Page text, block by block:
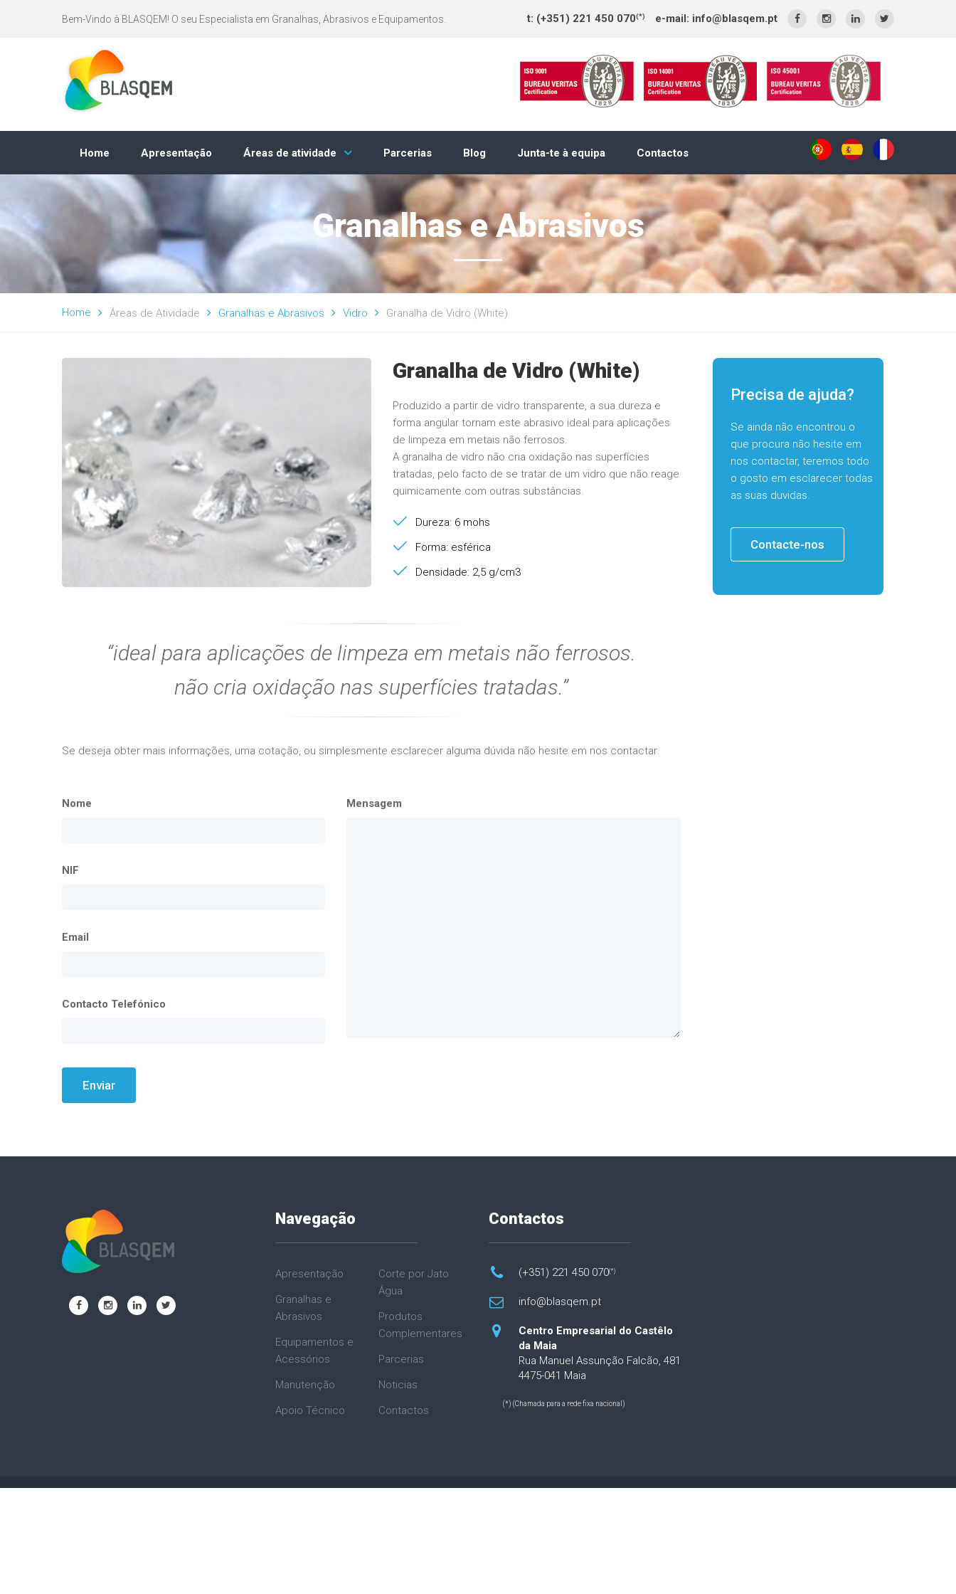
Bem-Vindo à BLASQEM! O seu Especialista em Granalhas, Abrasivos e Equipamentos. t: (+351) 221 450 070(*) e-mail: info@blasqem.pt
Home Apresentação Áreas de atividade Parcerias Blog Junta-te à equipa Contactos
Granalhas e Abrasivos
Home Áreas de Atividade Granalhas e Abrasivos Vidro Granalha de Vidro (White)
Granalha de Vidro (White)
Produzido a partir de vidro transparente, a sua dureza e
forma angular tornam este abrasivo ideal para aplicações
de limpeza em metais não ferrosos.
A granalha de vidro não cria oxidação nas superfícies
tratadas, pelo facto de se tratar de um vidro que não reage
quimicamente com outras substâncias.
Dureza: 6 mohs
Forma: esférica
Densidade: 2,5 g/cm3
ideal para aplicações de limpeza em metais não ferrosos.
não cria oxidação nas superfícies tratadas.
Precisa de ajuda?
Se ainda não encontrou o
que procura não hesite em
nos contactar, teremos todo
o gosto em esclarecer todas
as suas duvidas.
Contacte-nos
Se deseja obter mais informações, uma cotação, ou simplesmente esclarecer alguma dúvida não hesite em nos contactar.
Nome
NIF
Email
Contacto Telefónico
Mensagem
Enviar
Navegação
Apresentação
Granalhas e
Abrasivos
Equipamentos e
Acessórios
Manutenção
Apoio Técnico
Corte por Jato
Água
Produtos
Complementares
Parcerias
Noticias
Contactos
Contactos
(+351) 221 450 070(*)
info@blasqem.pt
Centro Empresarial do Castêlo
da Maia
Rua Manuel Assunção Falcão, 481
4475-041 Maia
(*) (Chamada para a rede fixa nacional)